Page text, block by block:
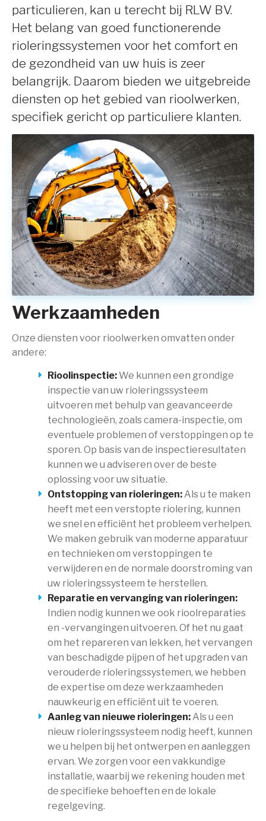
particulieren, kan u terecht bij RLW BV.
Het belang van goed functionerende
rioleringssystemen voor het comfort en
de gezondheid van uw huis is zeer
belangrijk. Daarom bieden we uitgebreide
diensten op het gebied van rioolwerken,
specifiek gericht op particuliere klanten.
Werkzaamheden
Onze diensten voor rioolwerken omvatten onder
andere:
Rioolinspectie: We kunnen een grondige
inspectie van uw rioleringssysteem
uitvoeren met behulp van geavanceerde
technologieën, zoals camera-inspectie, om
eventuele problemen of verstoppingen op te
sporen. Op basis van de inspectieresultaten
kunnen we u adviseren over de beste
oplossing voor uw situatie.
Ontstopping van rioleringen:Als u te maken
heeft met een verstopte riolering, kunnen
we snel en efficiënt het probleem verhelpen.
We maken gebruik van moderne apparatuur
en technieken om verstoppingen te
verwijderen en de normale doorstroming van
uw rioleringssysteem te herstellen.
Reparatie en vervanging van rioleringen:
Indien nodig kunnen we ook rioolreparaties
en -vervangingen uitvoeren. Of het nu gaat
om het repareren van lekken, het vervangen
van beschadigde pijpen of het upgraden van
verouderde rioleringssystemen, we hebben
de expertise om deze werkzaamheden
nauwkeurig en efficiënt uit te voeren.
Aanleg van nieuwe rioleringen:Als u een
nieuw rioleringssysteem nodig heeft, kunnen
we u helpen bij het ontwerpen en aanleggen
ervan. We zorgen voor een vakkundige
installatie, waarbij we rekening houden met
de specifieke behoeften en de lokale
regelgeving.